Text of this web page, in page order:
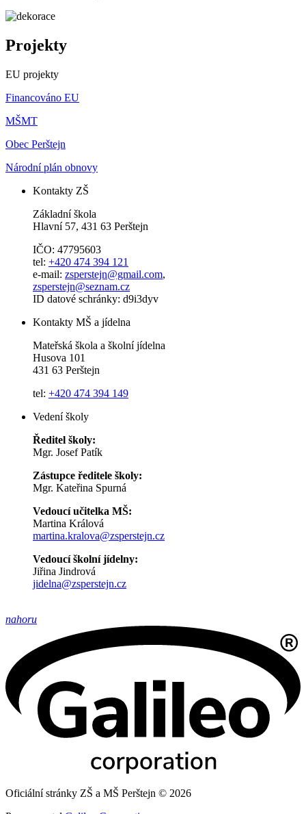
Projekty
EU projekty
Financováno EU
MŠMT
Obec Perštejn
Národní plán obnovy
Kontakty ZŠ
Základní škola
Hlavní 57, 431 63 Perštejn
IČO: 47795603
tel: +420 474 394 121
e-mail: zsperstejn@gmail.com,
zsperstejn@seznam.cz
ID datové schránky: d9i3dyv
Kontakty MŠ a jídelna
Mateřská škola a školní jídelna
Husova 101
431 63 Perštejn
tel: +420 474 394 149
Vedení školy
Ředitel školy:
Mgr. Josef Patík
Zástupce ředitele školy:
Mgr. Kateřina Spurná
Vedoucí učitelka MŠ:
Martina Králová
martina.kralova@zsperstejn.cz
Vedoucí školní jídelny:
Jiřina Jindrová
jidelna@zsperstejn.cz
nahoru
Oficiální stránky ZŠ a MŠ Perštejn © 2026